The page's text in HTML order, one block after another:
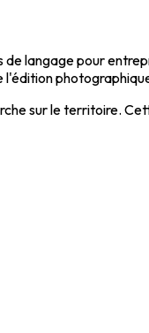
langage pour
l'édition
sur le territoire.